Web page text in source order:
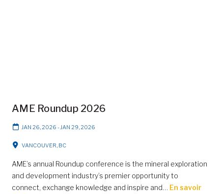
AME Roundup 2026
JAN 26, 2026 -JAN 29, 2026
VANCOUVER, BC
AME’s annual Roundup conference is the mineral exploration
and development industry’s premier opportunity to
connect, exchange knowledge and inspire and… En savoir